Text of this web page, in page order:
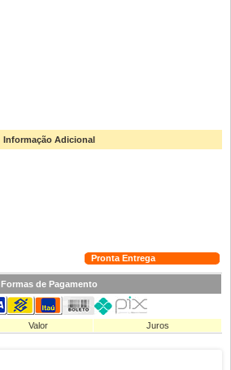
Informação Adicional
Pronta Entrega
Formas de Pagamento
Valor Juros